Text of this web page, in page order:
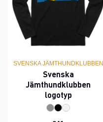
SVENSKA JÄMTHUNDKLUBBEN
Svenska
Jämthundklubben
logotyp